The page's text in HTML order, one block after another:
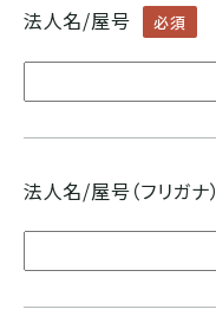
法人名/屋号 必須
法人名/屋号（フリガナ）
カトゥアイ
モカ系
その他希少種
ルワンダ
CENTRAL AMERICA
メキシコ
グアテマラ
アナエロビック系プロセス
ドライハル
その他独自プロセス
ナショナル・ウィナー
プライベートオークション
ソーシャルプロジェクト